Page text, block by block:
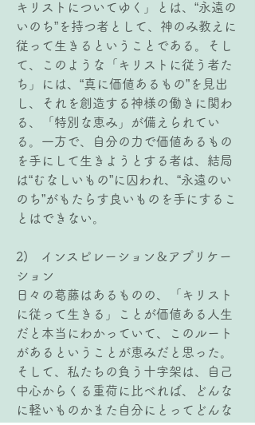
キリストについてゆく」とは、“永遠の
いのち”を持つ者として、神のみ教えに
従って生きるということである。そし
て、このような「キリストに従う者た
ち」には、“真に価値あるもの”を見出
し、それを創造する神様の働きに関わ
る、「特別な恵み」が備えられてい
る。一方で、自分の力で価値あるもの
を手にして生きようとする者は、結局
は“むなしいもの”に囚われ、“永遠のい
のち”がもたらす良いものを手にするこ
とはできない。
2)   インスピレーション＆アプリケー
ション
日々の葛藤はあるものの、「キリスト
に従って生きる」ことが価値ある人生
だと本当にわかっていて、このルート
があるということが恵みだと思った。
そして、私たちの負う十字架は、自己
中心からくる重荷に比べれば、どんな
に軽いものかまた自分にとってどんな